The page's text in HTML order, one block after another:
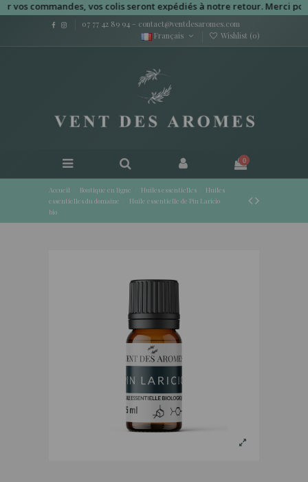
commandes, vos colis seront expédiés à notre retour. Merci pour
07 77 42 89 94 - contact@ventdesaromes.com
Français
Wishlist (0)
0
Accueil Boutique en ligne Huiles essentielles
Huiles
essentielles du domaine
Huile essentielle de Pin Laricio
bio